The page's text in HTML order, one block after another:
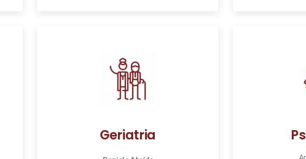
Geriatria